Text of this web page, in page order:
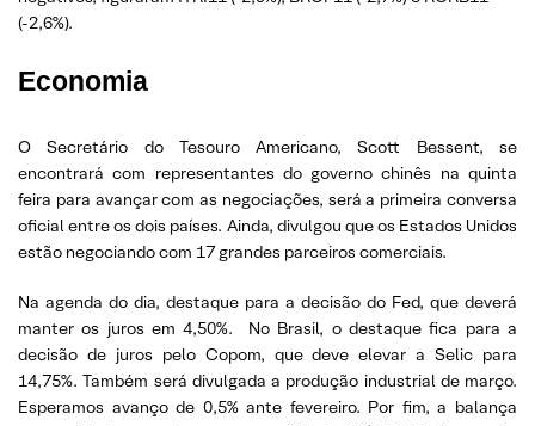
(-2,6%).
Economia
O Secretário do Tesouro Americano, Scott Bessent, se
encontrará com representantes do governo chinês na quinta
feira para avançar com as negociações, será a primeira conversa
oficial entre os dois países. Ainda, divulgou que os Estados Unidos
estão negociando com 17 grandes parceiros comerciais.
Na agenda do dia, destaque para a decisão do Fed, que deverá
manter os juros em 4,50%. No Brasil, o destaque fica para a
decisão de juros pelo Copom, que deve elevar a Selic para
14,75%. Também será divulgada a produção industrial de março.
Esperamos avanço de 0,5% ante fevereiro. Por fim, a balança